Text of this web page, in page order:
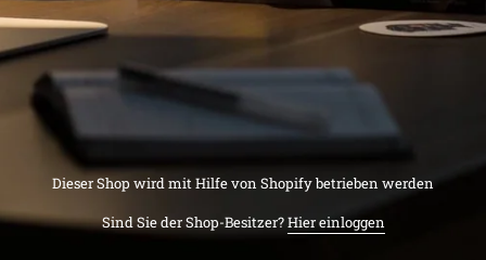
Dieser Shop wird mit Hilfe von Shopify betrieben werden
Sind Sie der Shop-Besitzer?Hier einloggen